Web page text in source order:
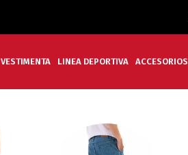
VESTIMENTA LINEA DEPORTIVA ACCESORIOS